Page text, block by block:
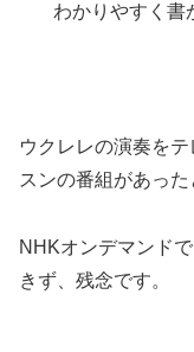
わかりやすく書
ウクレレの演奏を
スンの番組があった
NHKオンデマンド
きず、残念です。